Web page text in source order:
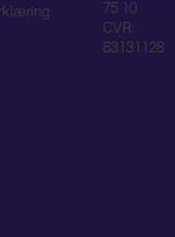
75 10
CVR:
83131128